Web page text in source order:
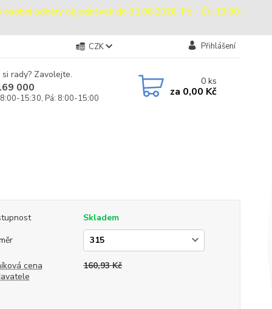
osobní odběry objednávek do 31.08.2026: Po - Čt: 13:00 -
CZK Přihlášení
rady? Zavolejte.
000
15:30, Pá: 8:00-15:00
0ks
za 0,00 Kč
Skladem
cena
160,93 Kč